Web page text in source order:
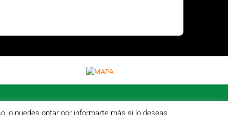
o puedes optar por informarte más si lo deseas.